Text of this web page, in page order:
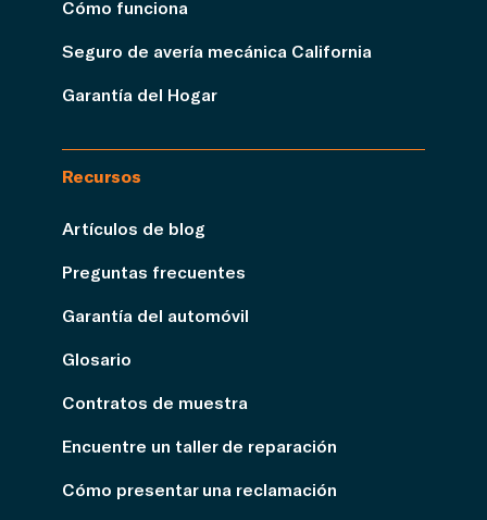
Cómo funciona
Seguro de avería mecánica California
Garantía del Hogar
Recursos
Artículos de blog
Preguntas frecuentes
Garantía del automóvil
Glosario
Contratos de muestra
Encuentre un taller de reparación
Cómo presentar una reclamación